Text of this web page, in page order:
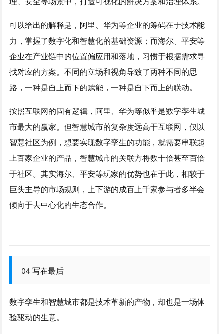
可以给出的解释是，阿里、华为等企业的筹码在于技术能
力，掌握了数字化和智慧化的基础资源；而海尔、平安等
企业在产业链中的位置偏应用和落地，习惯于根据需求寻
找对应的方案。不同的立场和视角导致了两种不同的思
路，一种是自上而下的赋能，一种是自下而上的联动。
按照互联网的固有逻辑，阿里、华为等似乎是数字孪生城
市最大的赢家。但智慧城市的复杂度远高于互联网，仅以
智慧社区为例，想要实现数字孪生的功能，就需要串联起
上百家企业的产品，智慧城市的关联方将数十倍甚至百倍
于社区。其实海尔、平安等玩家的优势也在于此，相较于
巨头主导的市场规则，上下游的成百上千家参与者多半会
倾向于去中心化的生态合作。
04 写在最后
数字孪生和智慧城市都是技术革新的产物，却也是一场体
验驱动的生意。